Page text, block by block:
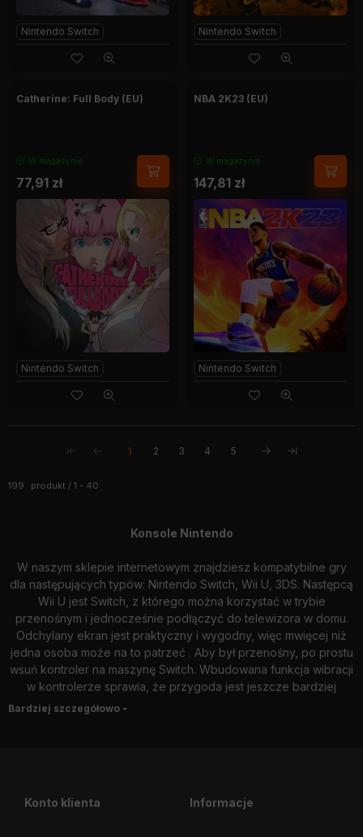
Nintendo Switch Nintendo Switch
Catherine: Full Body (EU)
W magazynie
77,91 zł
Nintendo Switch
NBA 2K23 (EU)
W magazynie
147,81 zł
Nintendo Switch
1 2 3 4 5
Wszystkie produkty w kategorii
199 produkt 1 40
Konsole Nintendo
W naszym sklepie internetowym znajdziesz kompatybilne gry
dla następujących typów: Nintendo Switch, Wii U, 3DS. Następcą
Wii U jest Switch, z którego można korzystać w trybie
przenośnym i jednocześnie podłączyć do telewizora w domu.
Odchylany ekran jest praktyczny i wygodny, więc mwięcej niż
jedna osoba może na to patrzeć . Aby był przenośny, po prostu
wsuń kontroler na maszynę Switch. Wbudowana funkcja wibracji
w kontrolerze sprawia, że ​​przygoda jest jeszcze bardziej
ekscytująca i realistyczna.
wiele systemów, ale jeśli jesteś daleko, możesz również
Konto klienta Informacje